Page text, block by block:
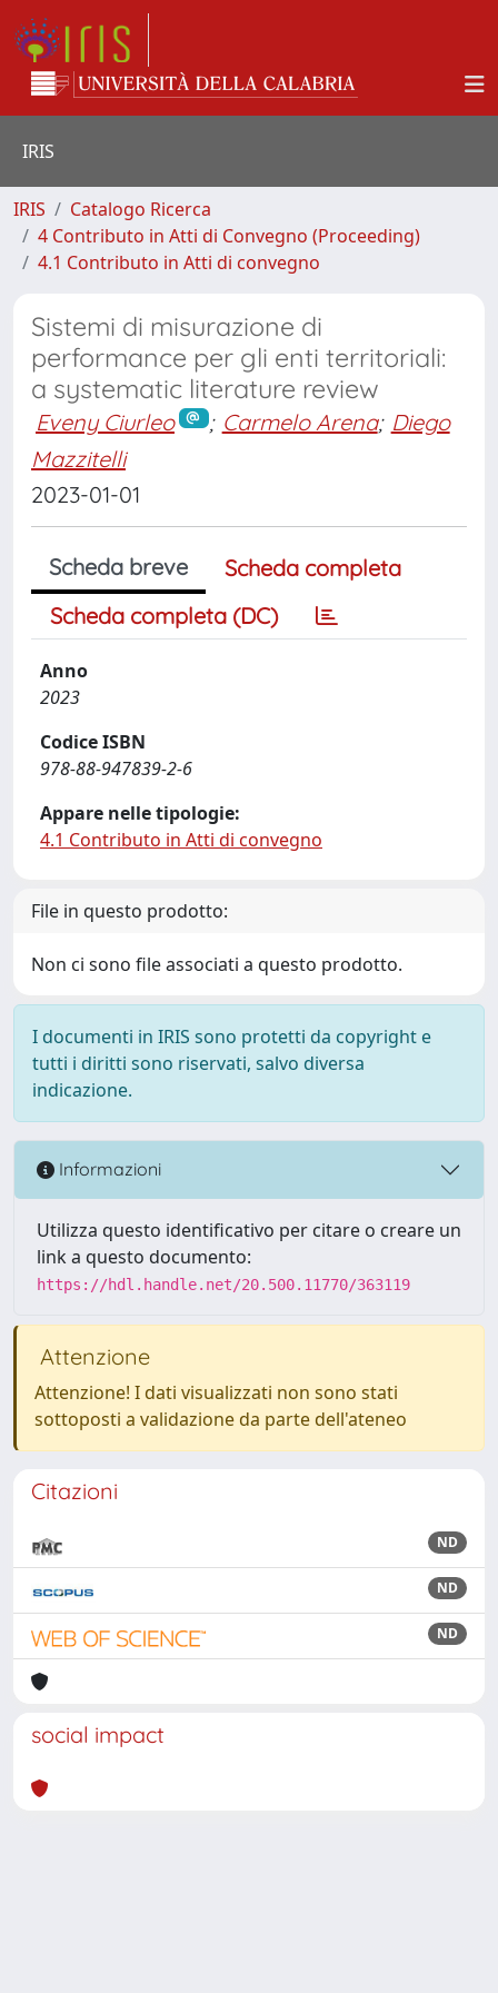
IRIS
IRIS
Catalogo Ricerca
4 Contributo in Atti di Convegno (Proceeding)
4.1 Contributo in Atti di convegno
Sistemi di misurazione di
performance per gli enti territoriali:
a systematic literature review
Eveny Ciurleo ; Carmelo Arena; Diego
Mazzitelli
2023-01-01
Scheda breve
Scheda completa
Scheda completa (DC)
Anno
2023
Codice ISBN
978-88-947839-2-6
Appare nelle tipologie:
4.1 Contributo in Atti di convegno
File in questo prodotto:
Non ci sono file associati a questo prodotto.
I documenti in IRIS sono protetti da copyright e
tutti i diritti sono riservati, salvo diversa
indicazione.
Informazioni
Utilizza questo identificativo per citare o creare un
link a questo documento:
https://hdl.handle.net/20.500.11770/363119
Attenzione
Attenzione! I dati visualizzati non sono stati
sottoposti a validazione da parte dell'ateneo
Citazioni
ND
ND
ND
social impact